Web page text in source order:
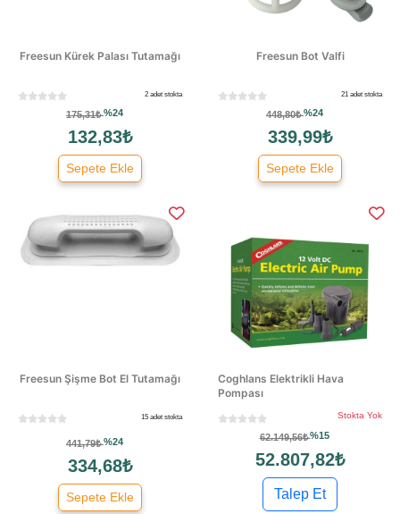
Freesun Kürek Palası Tutamağı
2 adet stokta
175,31₺%24
132,83₺
Sepete Ekle
Freesun Bot Valfi
21 adet stokta
448,80₺%24
339,99₺
Sepete Ekle
Freesun Şişme Bot El Tutamağı
15 adet stokta
441,79₺%24
334,68₺
Sepete Ekle
Coghlans Elektrikli Hava
Pompası
Stokta Yok
62.149,56₺%15
52.807,82₺
Talep Et